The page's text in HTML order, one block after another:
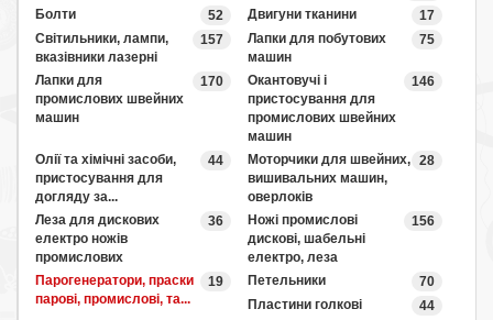
52
Болти 17
Двигуни тканини
157
Світильники, лампи,
вказівники лазерні
75
Лапки для побутових
машин
170
Лапки для
промислових швейних
машин
146
Окантовучі і
пристосування для
промислових швейних
машин
44
Олії та хімічні засоби,
пристосування для
догляду за...
28
Моторчики для швейних,
вишивальних машин,
оверлоків
36
Леза для дискових
електро ножів
промислових
156
Ножі промислові
дискові, шабельні
електро, леза
19
Парогенератори, праски
парові, промислові, та...
70
Петельники
44
Пластини голкові